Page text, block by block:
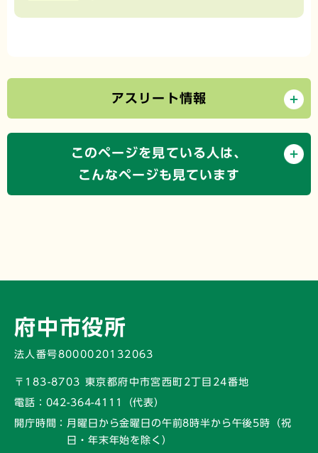
アスリート情報
このページを見ている人は、
こんなページも見ています
府中市役所
法人番号8000020132063
〒183-8703 東京都府中市宮西町2丁目24番地
電話： 042-364-4111（代表）
開庁時間： 月曜日から金曜日の午前8時半から午後5時 （祝
日・年末年始を除く）